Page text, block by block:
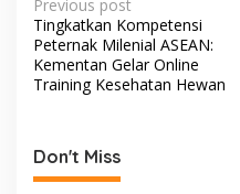
b
o
o
k
er s
A
p
e
P
o
s
a
Previous post
Tingkatkan Kompetensi
Peternak Milenial ASEAN:
Kementan Gelar Online
Training Kesehatan Hewan
Don't Miss